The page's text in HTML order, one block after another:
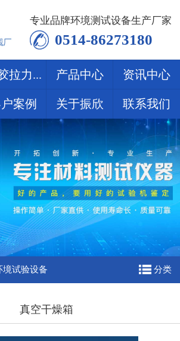
专业品牌环境测试设备生产厂家
0514-86273180
拉力... 产品中心 资讯中心
案例 关于振欣 联系我们
境试验设备 分类
真空干燥箱